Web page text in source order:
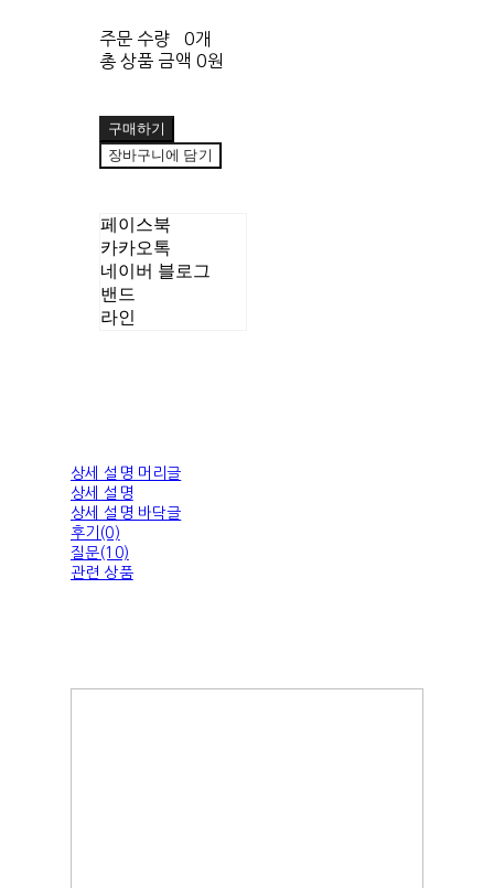
주문 수량
0개
총 상품 금액 0원
구매하기
장바구니에 담기
페이스북
카카오톡
네이버 블로그
밴드
라인
상세 설명 머리글
상세 설명
상세 설명 바닥글
후기(0)
질문(10)
관련 상품